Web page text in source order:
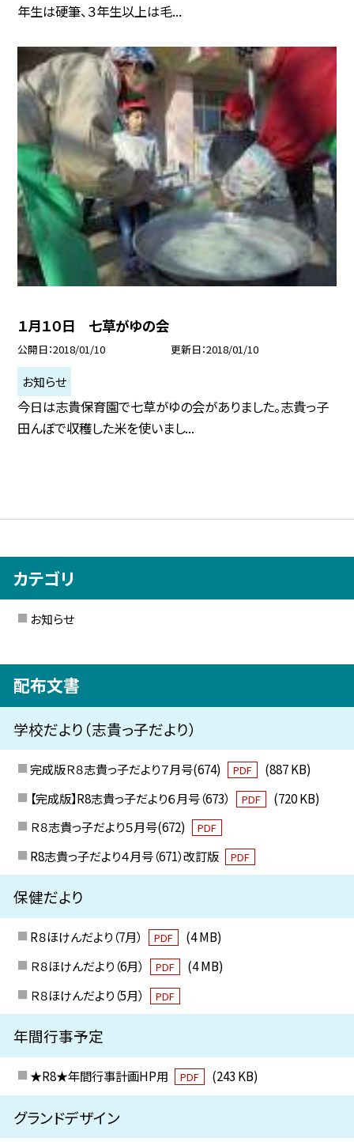
年生は硬筆、３年生以上は毛...
１月１０日 七草がゆの会
公開日 2018/01/10 更新日 2018/01/10
お知らせ
今日は志貴保育園で七草がゆの会がありました。志貴っ子
田んぼで収穫した米を使いまし...
カテゴリ
お知らせ
配布文書
学校だより（志貴っ子だより）
完成版Ｒ８志貴っ子だより７月号(674) PDF
(887 KB)
【完成版】R8志貴っ子だより６月号（673）
PDF
(720 KB)
Ｒ８志貴っ子だより５月号(672)
PDF
R8志貴っ子だより４月号（671）改訂版 PDF
保健だより
R８ほけんだより（7月） PDF
(4 MB)
Ｒ８ほけんだより（6月）
PDF
(4 MB)
Ｒ８ほけんだより（5月）
PDF
年間行事予定
★R8★年間行事計画HP用 PDF (243 KB)
グランドデザイン